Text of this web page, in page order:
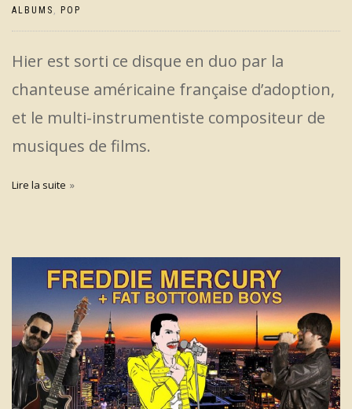
ALBUMS
POP
Hier est sorti ce disque en duo par la
chanteuse américaine française d’adoption,
et le multi-instrumentiste compositeur de
musiques de films.
Lire la suite